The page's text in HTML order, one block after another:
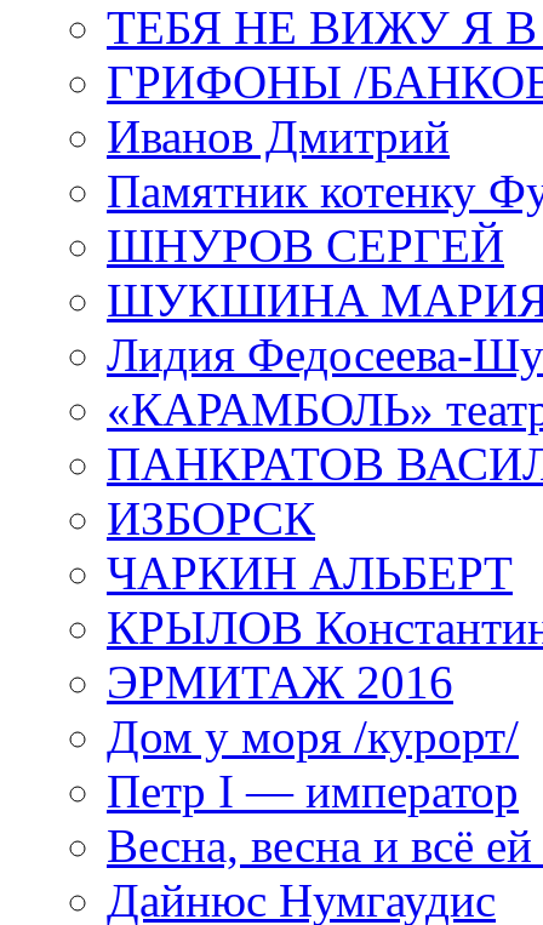
ТЕБЯ НЕ ВИЖУ Я
ГРИФОНЫ /
Иванов Дмитрий
Памятник котенку
ШНУРОВ СЕРГЕЙ
ШУКШИНА
Лидия Федосеева-
«КАРАМБОЛЬ»
ПАНКРАТОВ
ИЗБОРСК
ЧАРКИН АЛЬБЕРТ
КРЫЛОВ
ЭРМИТАЖ 2016
Дом у моря /курорт/
Петр I — император
Весна, весна и всё
Дайнюс Нумгаудис